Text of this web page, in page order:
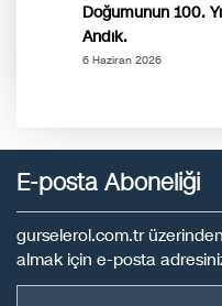
Doğumunun 100.
Andık.
6 Haziran 2026
E-posta Aboneliği
gurselerol.com.tr
almak için e-posta